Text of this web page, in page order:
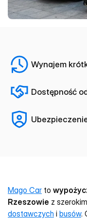
Wynajem
Dostępność
Mago Car to
Rzeszowie
dostawczych i busów.